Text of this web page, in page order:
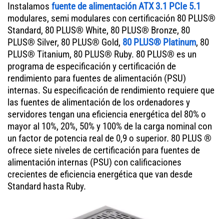
Instalamos fuente de alimentación ATX 3.1 PCIe 5.1
modulares, semi modulares con certificación 80 PLUS®
Standard, 80 PLUS® White, 80 PLUS® Bronze, 80
PLUS® Silver, 80 PLUS® Gold, 80 PLUS® Platinum, 80
PLUS® Titanium, 80 PLUS® Ruby. 80 PLUS® es un
programa de especificación y certificación de
rendimiento para fuentes de alimentación (PSU)
internas. Su especificación de rendimiento requiere que
las fuentes de alimentación de los ordenadores y
servidores tengan una eficiencia energética del 80% o
mayor al 10%, 20%, 50% y 100% de la carga nominal con
un factor de potencia real de 0,9 o superior. 80 PLUS ®
ofrece siete niveles de certificación para fuentes de
alimentación internas (PSU) con calificaciones
crecientes de eficiencia energética que van desde
Standard hasta Ruby.